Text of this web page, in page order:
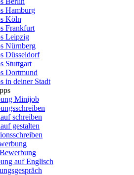
Hamburg
Köln
Frankfurt
Leipzig
Nürnberg
Düsseldorf
Stuttgart
Dortmund
in deiner Stadt
Minijob
schreiben
gestalten
auf Englisch